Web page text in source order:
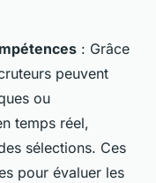
: Grâce
peuvent
ou
temps réel,
sélections. Ces
pour évaluer les